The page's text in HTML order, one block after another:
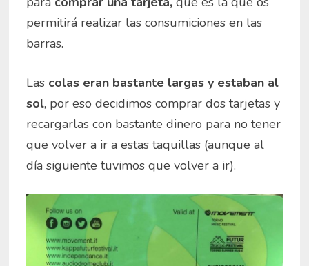
permitirá realizar las consumiciones en las
barras.
Las colas eran bastante largas y estaban al
sol, por eso decidimos comprar dos tarjetas y
recargarlas con bastante dinero para no tener
que volver a ir a estas taquillas (aunque al
día siguiente tuvimos que volver a ir).